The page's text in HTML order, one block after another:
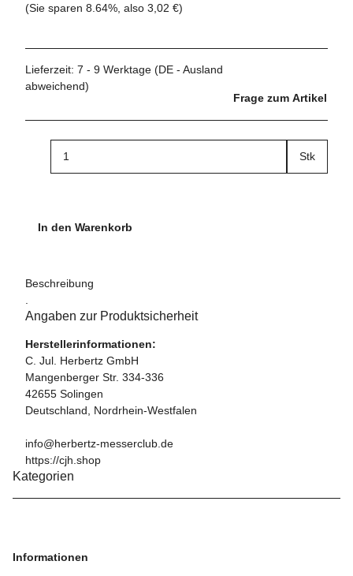
(Sie sparen 8.64% , also 3,02 €)
Lieferzeit: 7 - 9 Werktage (DE - Ausland
abweichend)
Frage zum Artikel
Stk
In den Warenkorb
Beschreibung
Angaben zur Produktsicherheit
Herstellerinformationen:
C. Jul. Herbertz GmbH
Mangenberger Str. 334-336
42655 Solingen
Deutschland, Nordrhein-Westfalen
info@herbertz-messerclub.de
https://cjh.shop
Kategorien
Informationen